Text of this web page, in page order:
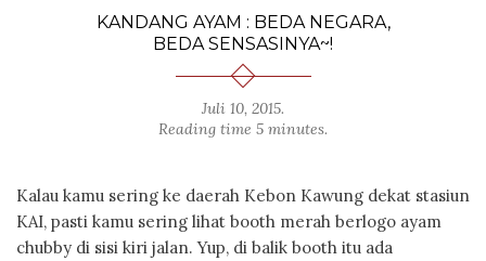
KANDANG AYAM : BEDA NEGARA,
BEDA SENSASINYA~!
Juli 10, 2015.
Reading time 5 minutes.
Kalau kamu sering ke daerah Kebon Kawung dekat stasiun
KAI, pasti kamu sering lihat booth merah berlogo ayam
chubby di sisi kiri jalan. Yup, di balik booth itu ada